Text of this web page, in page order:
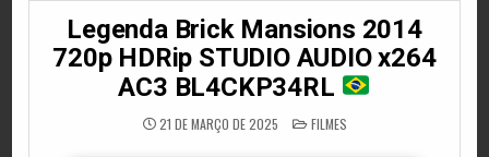
Legenda Brick Mansions 2014
720p HDRip STUDIO AUDIO x264
AC3 BL4CKP34RL
21 DE MARÇO DE 2025 POSTED
IN
FILMES